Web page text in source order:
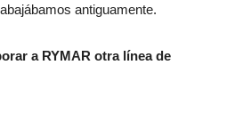
antiguamente.
a RYMAR otra línea de